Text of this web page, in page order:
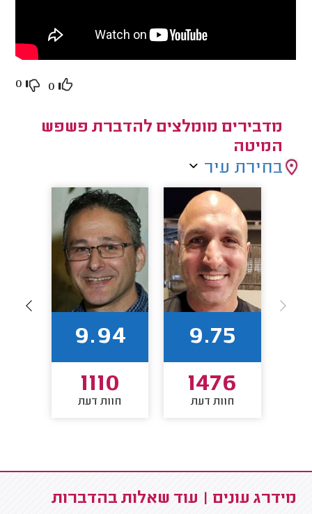
0
0
מדבירים מומלצים להדברת פשפש
המיטה
בחירת עיר
9.75
1476
חוות דעת
9.94
1110
חוות דעת
מידרג עונים | עוד שאלות בהדברות